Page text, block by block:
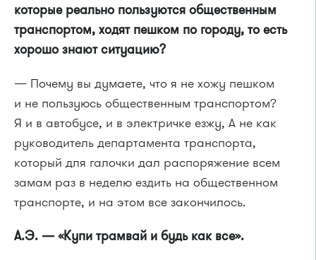
которые реально пользуются общественным
транспортом, ходят пешком по городу, то есть
хорошо знают ситуацию?
— Почему вы думаете, что я не хожу пешком
и не пользуюсь общественным транспортом?
Я и в автобусе, и в электричке езжу, А не как
руководитель департамента транспорта,
который для галочки дал распоряжение всем
замам раз в неделю ездить на общественном
транспорте, и на этом все закончилось.
А.Э. — «Купи трамвай и будь как все».